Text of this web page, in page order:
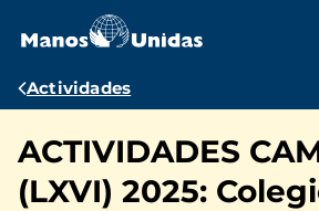
contenido
Ruta
navegación
Actividades
ACTIVIDADES
(LXVI) 2025: